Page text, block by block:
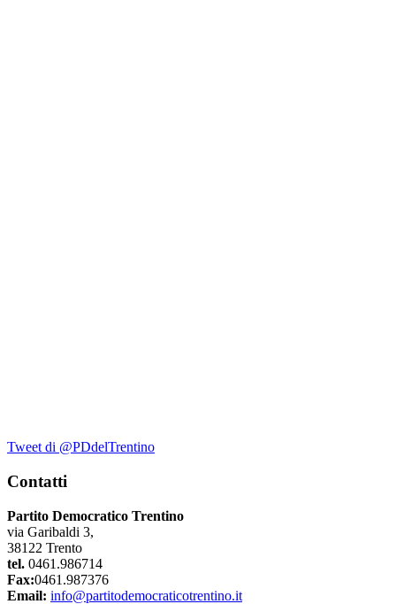
Tweet di @PDdelTrentino
Contatti
Partito Democratico Trentino
via Garibaldi 3,
38122 Trento
tel. 0461.986714
Fax:0461.987376
Email: info@partitodemocraticotrentino.it